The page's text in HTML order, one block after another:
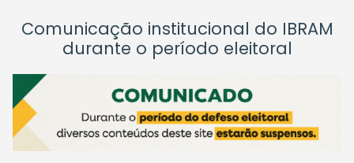
Comunicação institucional do IBRAM
durante o período eleitoral